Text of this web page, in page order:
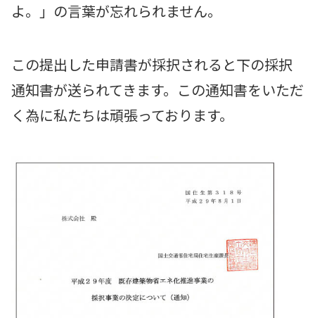
よ。」の言葉が忘れられません。
この提出した申請書が採択されると下の採択
通知書が送られてきます。この通知書をいただ
く為に私たちは頑張っております。